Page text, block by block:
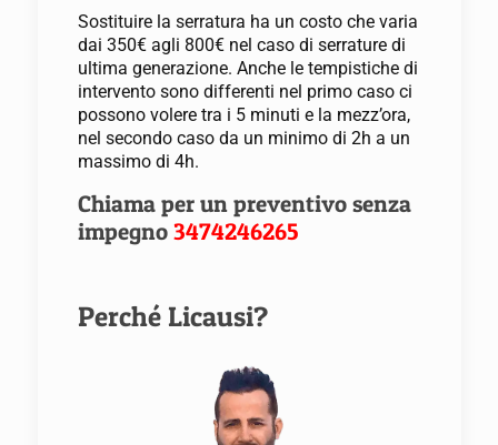
Sostituire la serratura ha un costo che varia
dai 350€ agli 800€ nel caso di serrature di
ultima generazione. Anche le tempistiche di
intervento sono differenti nel primo caso ci
possono volere tra i 5 minuti e la mezz’ora,
nel secondo caso da un minimo di 2h a un
massimo di 4h.
Chiama per un preventivo senza
impegno 3474246265
Perché Licausi?